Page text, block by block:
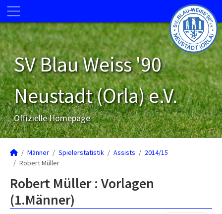
SV Blau Weiss '90
Neustadt (Orla) e.V.
Offizielle Homepage
Männer Spielerstatistik Assists
2014/15
Robert Müller
Robert Müller : Vorlagen
(1.Männer)